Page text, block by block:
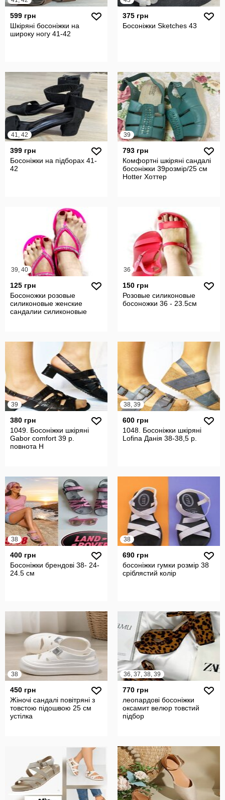
599 грн
Шкіряні босоніжки на
широку ногу 41-42
375 грн
Босоніжки Sketches 43
41, 42
399 грн
Босоніжки на підборах 41-
42
39
793 грн
Комфортні шкіряні сандалі
босоніжки 39розмір/25 см
Hotter Хоттер
39, 40
125 грн
Босоножки розовые
силиконовые женские
сандалии силиконовые
36
150 грн
Розовые силиконовые
босоножки 36 - 23.5см
39
380 грн
1049. Босоніжки шкіряні
Gabor comfort 39 р.
повнота Н
38, 39
600 грн
1048. Босоніжки шкіряні
Lofina Данія 38-38,5 р.
38
400 грн
Босоніжки брендові 38- 24-
24.5 см
38
690 грн
босоніжки гумки розмір 38
сріблястий колір
38
450 грн
Жіночі сандалі повітряні з
товстою підошвою 25 см
устілка
36, 37, 38, 39
770 грн
леопардові босоніжки
оксамит велюр товстий
підбор